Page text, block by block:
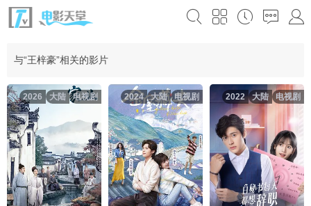
与“王梓豪”相关的影片
电视剧
大陆
2026 电视剧
大陆
2024 电视剧
大陆
2022